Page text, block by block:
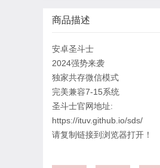
商品描述
安卓圣斗士
2024强势来袭
独家共存微信模式
完美兼容7-15系统
圣斗士官网地址:
https://ituv.github.io/sds/
请复制链接到浏览器打开！